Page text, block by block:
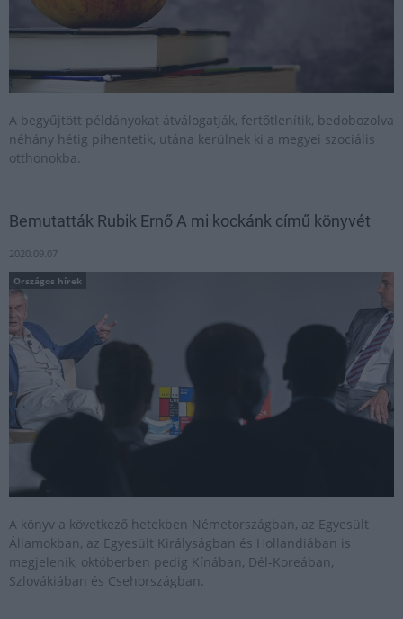
A begyűjtött példányokat átválogatják, fertőtlenítik, bedobozolva
néhány hétig pihentetik, utána kerülnek ki a megyei szociális
otthonokba.
Bemutatták Rubik Ernő A mi kockánk című könyvét
2020.09.07
Országos hírek
A könyv a következő hetekben Németországban, az Egyesült
Államokban, az Egyesült Királyságban és Hollandiában is
megjelenik, októberben pedig Kínában, Dél-Koreában,
Szlovákiában és Csehországban.